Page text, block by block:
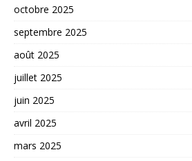
octobre 2025
septembre 2025
août 2025
juillet 2025
juin 2025
avril 2025
mars 2025